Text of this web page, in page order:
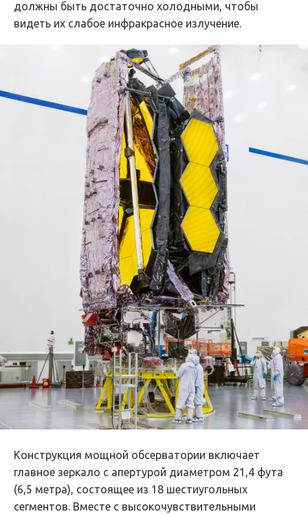
должны быть достаточно холодными, чтобы
видеть их слабое инфракрасное излучение.
Конструкция мощной обсерватории включает
главное зеркало с апертурой диаметром 21,4 фута
(6,5 метра), состоящее из 18 шестиугольных
сегментов. Вместе с высокочувствительными